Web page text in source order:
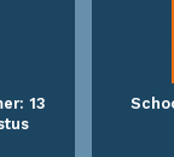
13